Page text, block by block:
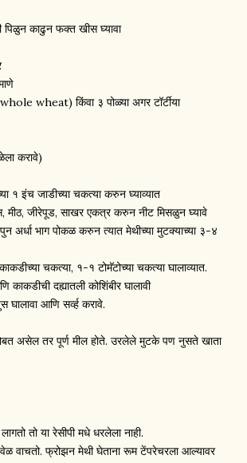
पिळुन काढुन फक्त खीस घ्यावा
wheat) किंवा ३ पोळ्या अगर टॉर्टीया
करावे)
१ इंच जाडीच्या चकत्या करुन घ्याव्यात
मीठ, जीरेपूड, साखर एकत्र करुन नीट मिसळुन घ्यावे
अर्धा भाग पोकळ करुन त्यात मेथीच्या मुटक्याच्या ३-४
चकत्या, १-१ टोमॅटोच्या चकत्या घालाव्यात.
दह्यातली कोशिंबीर घालावी
आणि सर्व्ह करावे.
असेल तर पूर्ण मील होते. उरलेले मुटके पण नुसते खाता
तो या रेसीपी मधे धरलेला नाही.
वाचतो. फ्रोझन मेथी घेताना रूम टेंपरेचरला आल्यावर